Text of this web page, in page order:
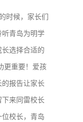
候，家长们
青岛为明学
选择合适的
更重要！爱孩
报告让家长
来同雷校长
校长，青岛